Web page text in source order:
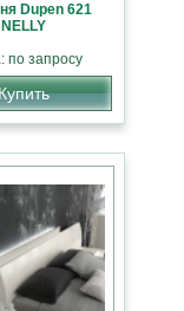
Dupen 621
NELLY
по запросу